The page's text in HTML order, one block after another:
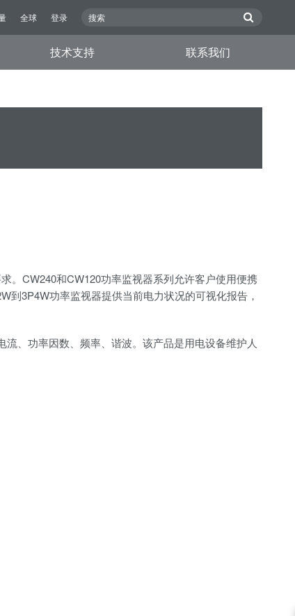
全球 登录
技术支持 联系我们
。CW240和CW120功率监视器系列允许客户使用便携
到3P4W功率监视器提供当前电力状况的可视化报告，
、功率因数、频率、谐波。该产品是用电设备维护人